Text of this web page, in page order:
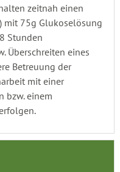
zeitnah einen
mit 75g Glukoselösung
Stunden
Überschreiten eines
Betreuung der
mit einer
bzw. einem